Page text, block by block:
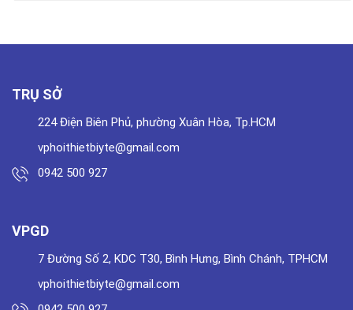
TRỤ SỞ
224 Điện Biên Phủ, phường Xuân Hòa, Tp.HCM
vphoithietbiyte@gmail.com
0942 500 927
VPGD
7 Đường Số 2, KDC T30, Bình Hưng, Bình Chánh, TPHCM
vphoithietbiyte@gmail.com